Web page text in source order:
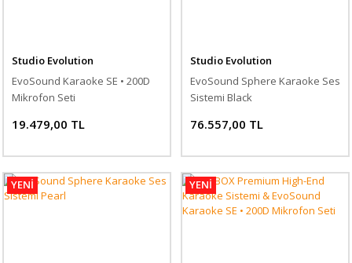
Studio Evolution
EvoSound Karaoke SE • 200D
Mikrofon Seti
19.479,00 TL
Studio Evolution
EvoSound Sphere Karaoke Ses
Sistemi Black
76.557,00 TL
YENİ YENİ